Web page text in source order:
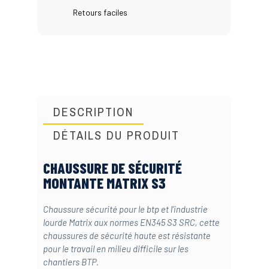
Retours faciles
DESCRIPTION
DÉTAILS DU PRODUIT
CHAUSSURE DE SÉCURITÉ
MONTANTE MATRIX S3
Chaussure sécurité pour le btp et l'industrie
lourde Matrix aux normes EN345 S3 SRC, cette
chaussures de sécurité haute est résistante
pour le travail en milieu difficile sur les
chantiers BTP.